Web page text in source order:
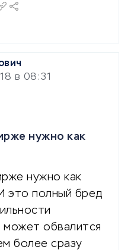
в 08:31
нужно как
нужно как
это полный бред
обвалится
более сразу